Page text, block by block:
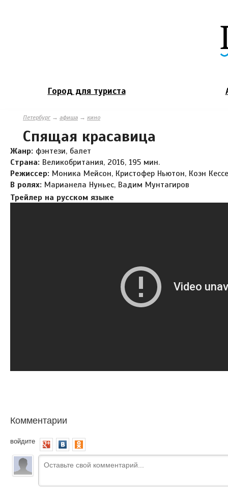
Город для туриста
Петербург→ афиша → кино
Спящая красавица
Жанр: фэнтези, балет
Страна: Великобритания, 2016, 195 мин.
Режиссер: Моника Мейсон, Кристофер Ньютон, Коэн
В ролях: Марианела Нуньес, Вадим Мунтагиров
Трейлер на русском языке
Комментарии
войдите